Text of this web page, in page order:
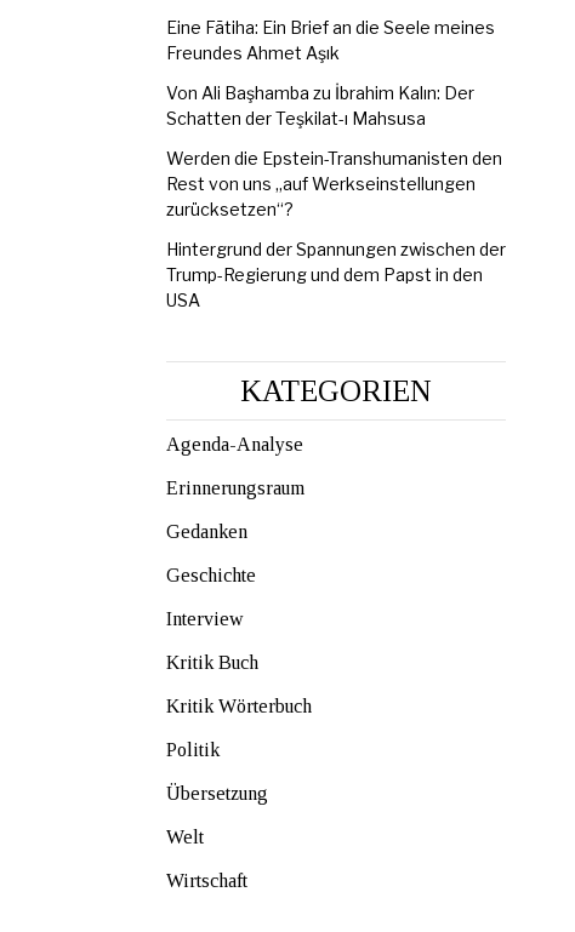
Eine Fātiha: Ein Brief an die Seele meines
Freundes Ahmet Aşık
Von Ali Başhamba zu İbrahim Kalın: Der
Schatten der Teşkilat-ı Mahsusa
Werden die Epstein-Transhumanisten den
Rest von uns „auf Werkseinstellungen
zurücksetzen“?
Hintergrund der Spannungen zwischen der
Trump-Regierung und dem Papst in den
USA
KATEGORIEN
Agenda-Analyse
Erinnerungsraum
Gedanken
Geschichte
Interview
Kritik Buch
Kritik Wörterbuch
Politik
Übersetzung
Welt
Wirtschaft